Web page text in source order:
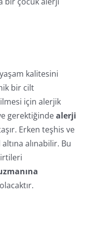
kalitesini
bir cilt
için alerjik
gerektiğindealerji
Erken teşhis ve
alınabilir. Bu